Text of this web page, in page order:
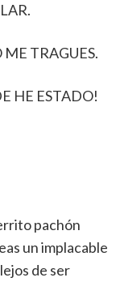
TRAGUES.
HE ESTADO!
pachón
un implacable
de ser